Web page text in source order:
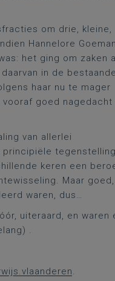
om drie, kleine,
Hannelore Goeman
het ging om zaken
in de bestaande
haar nu te mager
vooraf goed nagedacht
van allerlei
keren een
Maar goed,
waren, dus…
uiteraard, en waren
.
.